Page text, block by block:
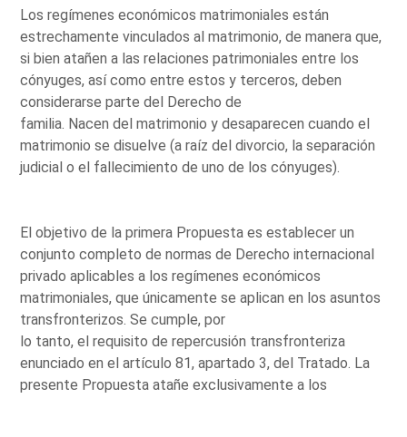
Los regímenes económicos matrimoniales están
estrechamente vinculados al matrimonio, de manera que,
si bien atañen a las relaciones patrimoniales entre los
cónyuges, así como entre estos y terceros, deben
considerarse parte del Derecho de
familia. Nacen del matrimonio y desaparecen cuando el
matrimonio se disuelve (a raíz del divorcio, la separación
judicial o el fallecimiento de uno de los cónyuges).
El objetivo de la primera Propuesta es establecer un
conjunto completo de normas de Derecho internacional
privado aplicables a los regímenes económicos
matrimoniales, que únicamente se aplican en los asuntos
transfronterizos. Se cumple, por
lo tanto, el requisito de repercusión transfronteriza
enunciado en el artículo 81, apartado 3, del Tratado. La
presente Propuesta atañe exclusivamente a los